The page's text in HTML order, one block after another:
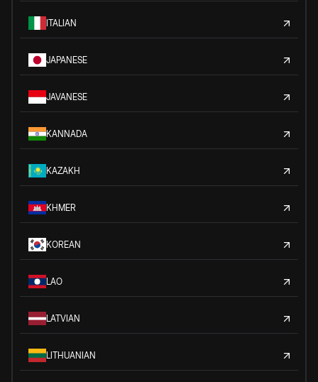
ITALIAN
JAPANESE
JAVANESE
KANNADA
KAZAKH
KHMER
KOREAN
LAO
LATVIAN
LITHUANIAN